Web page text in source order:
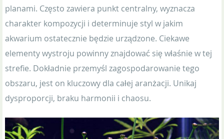
planami. Często zawiera punkt centralny, wyznacza
charakter kompozycji i determinuje styl w jakim
akwarium ostatecznie będzie urządzone. Ciekawe
elementy wystroju powinny znajdować się właśnie w tej
strefie. Dokładnie przemyśl zagospodarowanie tego
obszaru, jest on kluczowy dla całej aranżacji. Unikaj
dysproporcji, braku harmonii i chaosu.